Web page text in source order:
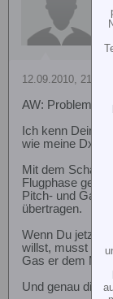
12.09.2010, 21:25
AW: Probleme
Ich kenn Deine
wie meine Dx7
Mit dem
Flugphase
Pitch- und
übertragen.
Wenn Du jetzt
willst, musst Du
Gas er dem
Und genau